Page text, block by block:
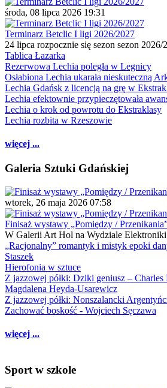
środa, 08 lipca 2026 19:31
Terminarz Betclic I ligi 2026/2027
24 lipca rozpocznie się sezon sezon
Tablica Łazarka
Rezerwowa Lechia poległa w Legnicy
Osłabiona Lechia ukarała nieskuteczną
Lechia Gdańsk z licencją na grę w
Lechia efektownie przypieczętowała
Lechia o krok od powrotu do Ekstraklasy
Lechia rozbita w Rzeszowie
więcej ...
Galeria Sztuki Gdańskiej
wtorek, 26 maja 2026 07:58
Finisaż wystawy „Pomiędzy /
W Galerii Art Hol na Wydziale
„Racjonalny” romantyk i mistyk epoki
Staszek
Hierofonia w sztuce
Z jazzowej półki: Dziki geniusz – Charles
Magdalena Heyda-Usarewicz
Z jazzowej półki: Nonszalancki
Zachować boskość - Wojciech Sęczawa
więcej ...
Sport w szkole